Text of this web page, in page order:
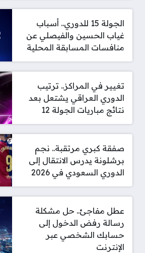
الجولة 15 للدوري.. أسباب
غياب الحسين والفيصلي عن
منافسات المسابقة المحلية
تغيير في المراكز.. ترتيب
الدوري العراقي يشتعل بعد
نتائج مباريات الجولة 12
صفقة كبري مرتقبة.. نجم
برشلونة يدرس الانتقال إلى
الدوري السعودي في 2026
عطل مفاجئ.. حل مشكلة
رسالة رفض الدخول إلى
حسابك الشخصي عبر
الإنترنت